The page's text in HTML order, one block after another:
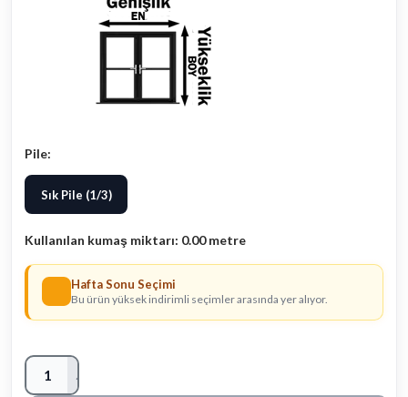
Pile:
Sık Pile (1/3)
Kullanılan kumaş miktarı: 0.00metre
Hafta Sonu Seçimi
Bu ürün yüksek indirimli seçimler arasında yer alıyor.
1